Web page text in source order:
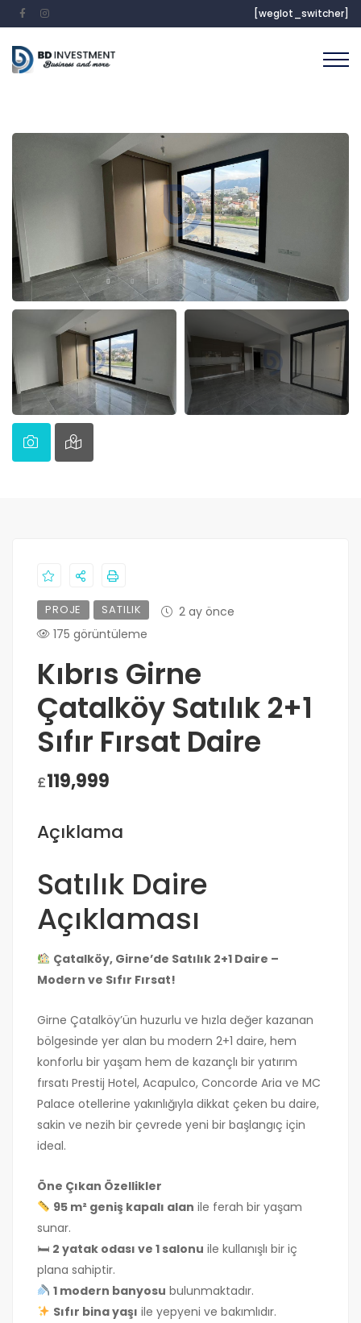
[weglot_switcher]
PROJE SATILIK
2 ay önce
175 görüntüleme
Kıbrıs Girne
Çatalköy Satılık 2+1
Sıfır Fırsat Daire
£119,999
Açıklama
Satılık Daire
Açıklaması
Çatalköy, Girne’de Satılık 2+1 Daire –
Modern ve Sıfır Fırsat!
Girne Çatalköy’ün huzurlu ve hızla değer kazanan
bölgesinde yer alan bu modern 2+1 daire, hem
konforlu bir yaşam hem de kazançlı bir yatırım
fırsatı Prestij Hotel, Acapulco, Concorde Aria ve MC
Palace otellerine yakınlığıyla dikkat çeken bu daire,
sakin ve nezih bir çevrede yeni bir başlangıç için
ideal.
Öne Çıkan Özellikler
95 m² geniş kapalı alan ile ferah bir yaşam
sunar.
🛏 2 yatak odası ve 1 salonu ile kullanışlı bir iç
plana sahiptir.
1 modern banyosu bulunmaktadır.
Sıfır bina yaşı ile yepyeni ve bakımlıdır.